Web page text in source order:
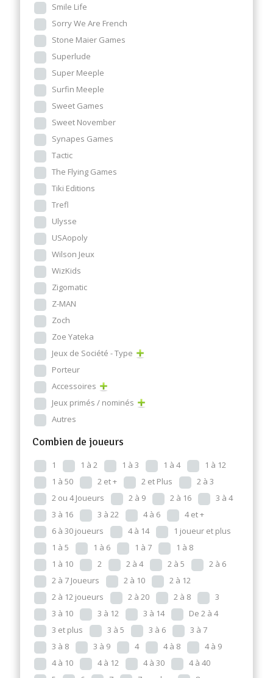
Smile Life
Sorry We Are French
Stone Maier Games
Superlude
Super Meeple
Surfin Meeple
Sweet Games
Sweet November
Synapes Games
Tactic
The Flying Games
Tiki Editions
Trefl
Ulysse
USAopoly
Wilson Jeux
WizKids
Zigomatic
Z-MAN
Zoch
Zoe Yateka
Jeux de Société - Type
Porteur
Accessoires
Jeux primés / nominés
Autres
Combien de joueurs
1 1 à 2 1 à 3 1 à 4
1 à 12
1 à 50
2 et + 2 et Plus
2 à 3
2 ou 4 Joueurs
2 à 9 2 à 16
3 à 4
3 à 16
3 à 22 4 à 6
4 et +
6 à 30 joueurs
4 à 14
1 joueur et plus
1 à 5
1 à 6 1 à 7
1 à 8
1 à 10
2 2 à 4 2 à 5
2 à 6
2 à 7 Joueurs
2 à 10
2 à 12
2 à 12 joueurs
2 à 20 2 à 8
3
3 à 10
3 à 12 3 à 14
De 2 à 4
3 et plus
3 à 5 3 à 6
3 à 7
3 à 8
3 à 9 4 4 à 8
4 à 9
4 à 10
4 à 12 4 à 30
4 à 40